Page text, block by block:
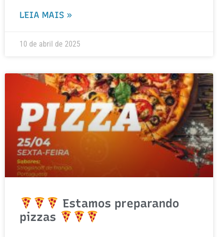
LEIA MAIS »
10 de abril de 2025
Estamos preparando
pizzas